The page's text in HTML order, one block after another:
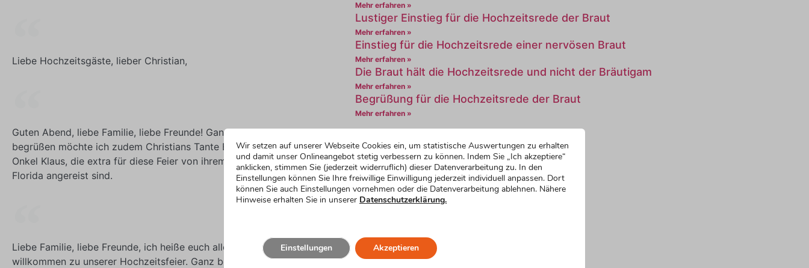
Liebe Hochzeitsgäste, lieber Christian,
Guten Abend, liebe Familie, liebe Freunde! Ganz besonders herzlich
begrüßen möchte ich zudem Christians Tante Brigitte und seinen
Onkel Klaus, die extra für diese Feier von ihrem Wohnort im fernen
Florida angereist sind.
Liebe Familie, liebe Freunde, ich heiße euch alle ganz herzlich
willkommen zu unserer Hochzeitsfeier. Ganz besonders herzlich
Mehr erfahren »
Lustiger Einstieg für die Hochzeitsrede der Braut
Mehr erfahren »
Einstieg für die Hochzeitsrede einer nervösen Braut
Mehr erfahren »
Die Braut hält die Hochzeitsrede und nicht der Bräutigam
Mehr erfahren »
Begrüßung für die Hochzeitsrede der Braut
Mehr erfahren »
Wir setzen auf unserer Webseite Cookies ein, um statistische Auswertungen zu erhalten
und damit unser Onlineangebot stetig verbessern zu können. Indem Sie „Ich akzeptiere“
anklicken, stimmen Sie (jederzeit widerruflich) dieser Datenverarbeitung zu. In den
Einstellungen können Sie Ihre freiwillige Einwilligung jederzeit individuell anpassen. Dort
können Sie auch Einstellungen vornehmen oder die Datenverarbeitung ablehnen. Nähere
Hinweise erhalten Sie in unserer Datenschutzerklärung.
Akzeptieren
Einstellungen